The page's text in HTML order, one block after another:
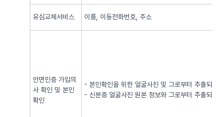
유심교체서비스 이름, 이동전화번호, 주소
안면인증 가입의
사 확인 및 본인
확인
- 본인확인을 위한 얼굴사진 및 그로부터 추출되어
- 신분증 얼굴사진 원본 정보와 그로부터 추출되어